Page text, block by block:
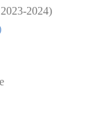
2024)